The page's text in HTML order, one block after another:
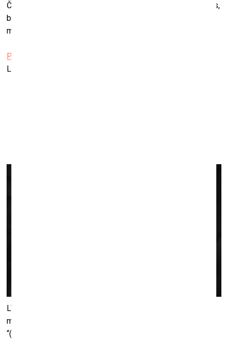
Čikāgā. Zīmējumi, kas skatāmi šajā izstādē, tapuši vilcienos,
braucot uz darbu un no tā, kā arī pie rakstāmgalda nakts
maiņās.
Pasaules latviešu mākslas centrs
Lielā skolas iela 6, Cēsis
Līdz 22. novembrim kultūras telpā “RAA” būs skatāma
mākslinieces Veronikas Geidas fotogrāfiju izstāde
“(pa)liekas”, kas ir autores personisks stāsts par atmiņu un